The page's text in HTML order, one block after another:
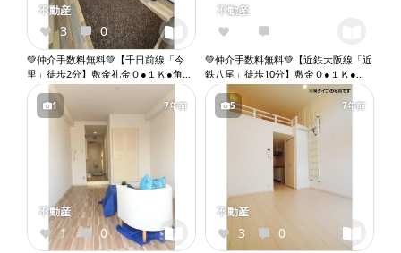
3 0
💚仲介手数料無料💚【千日前線「今
里」徒歩2分】敷金礼金０●１Ｋ●角部
屋●ペット相談●ネット無料●２口ガス
コンロ●バストイレ別●ウォシュレッ
ト●独立洗面台●室内洗濯機置き場●オ
ートロック●エレベーター『X099』
不動産
1 7年前
1 0
不動産
💚仲介手数料無料💚【近鉄大阪線「近
鉄八尾」徒歩10分】敷金０●１Ｋ●２
人入居相談●バストイレ別●室内洗濯
機置き場●エレベーター『X061』
不動産
5 7年前
3 0
不動産